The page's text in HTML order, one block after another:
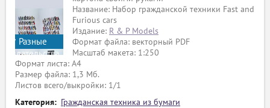
Разные
издательства
Название: Набор гражданской техники Fast and
Furious cars
Издание: R & P Models
Формат файла: векторный PDF
Масштаб макета: 1:250
Формат листа: А4
Размер файла: 1,3 Мб.
Листов всего/выкройки: 1/1
Категория: Гражданская техника из бумаги